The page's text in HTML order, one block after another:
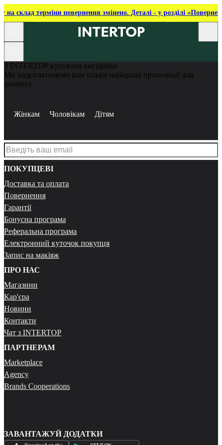
на склад терміни повернення змінено. Деталі - у розділі
З INTERTOP купувати вигідніше
Ми надсилатимемо вам тільки найкращі пропозиції для
шопінгу
Жінкам Чоловікам Дітям
ПОКУПЦЕВІ
Доставка та оплата
Повернення
Гарантії
Бонусна програма
Реферальна програма
Електронний куточок покупця
Запис на макіяж
ПРО НАС
Магазини
Кар'єра
Новини
Контакти
Чат з INTERTOP
ПАРТНЕРАМ
Marketplace
Agency
Brands Cooperations
ЗАВАНТАЖУЙ ДОДАТКИ